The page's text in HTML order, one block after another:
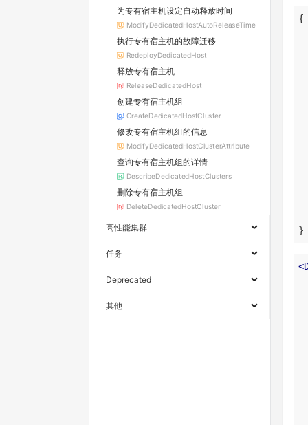
为专有宿主机设定自动释放时间
ModifyDedicatedHostAutoReleaseTime
执行专有宿主机的故障迁移
RedeployDedicatedHost
释放专有宿主机
ReleaseDedicatedHost
创建专有宿主机组
CreateDedicatedHostCluster
修改专有宿主机组的信息
ModifyDedicatedHostClusterAttribute
查询专有宿主机组的详情
DescribeDedicatedHostClusters
删除专有宿主机组
DeleteDedicatedHostCluster
高性能集群
任务
Deprecated
其他
}
<